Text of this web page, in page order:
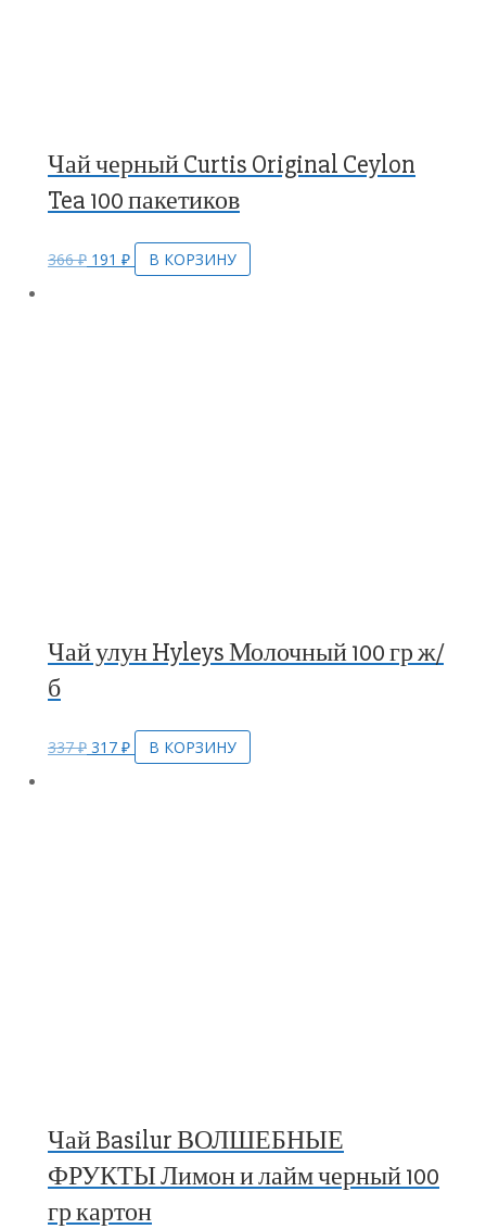
Чай черный Curtis Original Ceylon
Tea 100 пакетиков
366₽ 191 ₽ В КОРЗИНУ
Чай улун Hyleys Молочный 100 гр ж/
б
337₽ 317 ₽ В КОРЗИНУ
Чай Basilur ВОЛШЕБНЫЕ
ФРУКТЫ Лимон и лайм черный 100
гр картон